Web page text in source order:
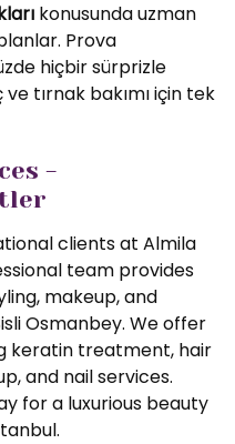
konusunda uzman
Prova
hiçbir sürprizle
ve tırnak bakımı için tek
-
clients at Almila
team provides
makeup, and
Osmanbey. We offer
keratin treatment, hair
and nail services.
for a luxurious beauty